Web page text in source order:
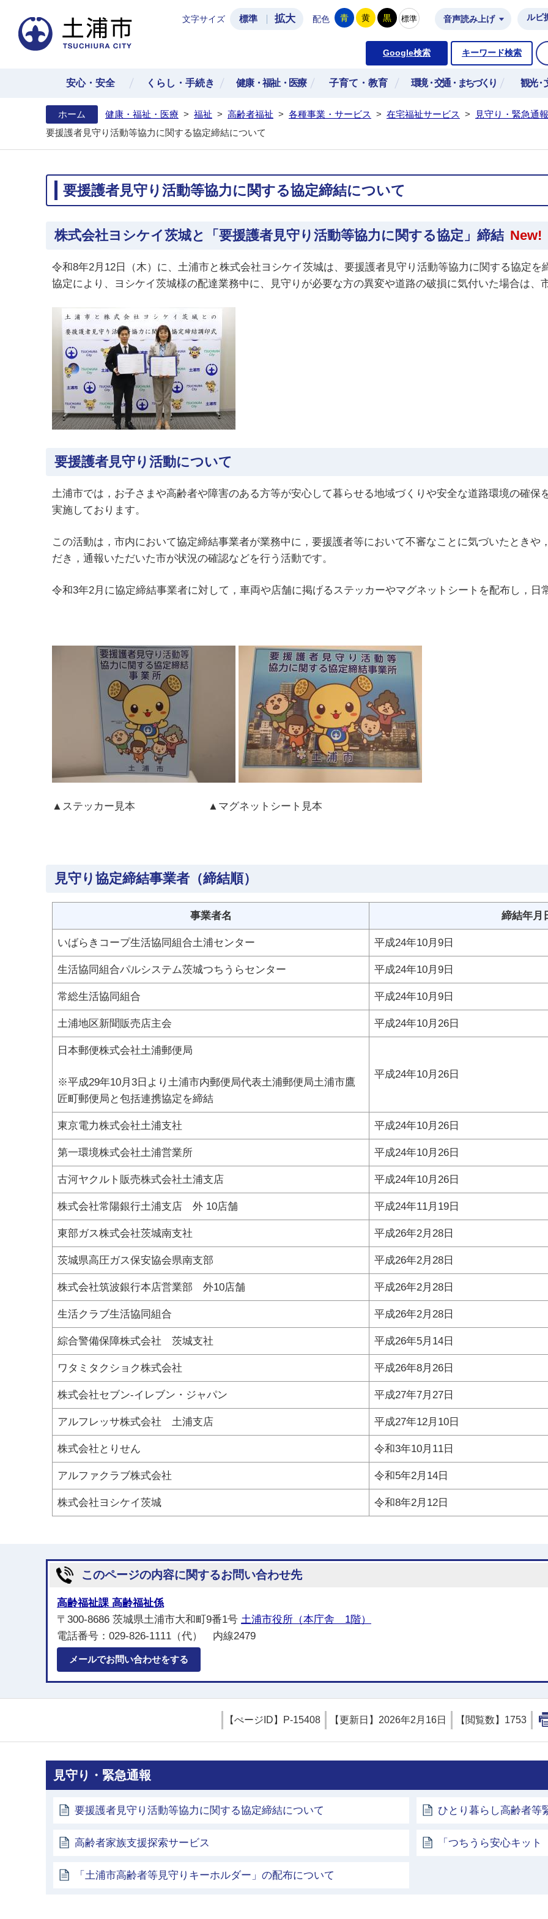
土浦市公式ホームページ
文字サイズ 標準 拡大 配色 青 黄 黒 標準 音声読み上げ ルビ
Google検索 キーワード検索
安心・安全 くらし・手続き 健康・福祉・医療 子育て・教育 環境・交通・まちづくり 観光・
ホーム 健康・福祉・医療 > 福祉 > 高齢者福祉 > 各種事業・サービス > 在宅福祉サービス >
見守り・緊急通報
要援護者見守り活動等協力に関する協定締結について
要援護者見守り活動等協力に関する協定締結について
株式会社ヨシケイ茨城と「要援護者見守り活動等協力に関する協定」締結 New!
令和8年2月12日（木）に、土浦市と株式会社ヨシケイ茨城は、要援護者見守り活動等協力に関する協定を
協定により、ヨシケイ茨城様の配達業務中に、見守りが必要な方の異変や道路の破損に気付いた場合は、
要援護者見守り活動について
土浦市では，お子さまや高齢者や障害のある方等が安心して暮らせる地域づくりや安全な道路環境の確
実施しております。
この活動は，市内において協定締結事業者が業務中に，要援護者等において不審なことに気づいたとき
だき，通報いただいた市が状況の確認などを行う活動です。
令和3年2月に協定締結事業者に対して，車両や店舗に掲げるステッカーやマグネットシートを配布し，
▲ステッカー見本 ▲マグネットシート見本
見守り協定締結事業者（締結順）
事業者名 締結年月
いばらきコープ生活協同組合土浦センター 平成24年10月9日
生活協同組合パルシステム茨城つちうらセンター 平成24年10月9日
常総生活協同組合 平成24年10月9日
土浦地区新聞販売店主会 平成24年10月26日
日本郵便株式会社土浦郵便局
※平成29年10月3日より土浦市内郵便局代表土浦郵便局土浦市鷹
匠町郵便局と包括連携協定を締結
平成24年10月26日
東京電力株式会社土浦支社 平成24年10月26日
第一環境株式会社土浦営業所 平成24年10月26日
古河ヤクルト販売株式会社土浦支店 平成24年10月26日
株式会社常陽銀行土浦支店 外 10店舗 平成24年11月19日
東部ガス株式会社茨城南支社 平成26年2月28日
茨城県高圧ガス保安協会県南支部 平成26年2月28日
株式会社筑波銀行本店営業部 外10店舗 平成26年2月28日
生活クラブ生活協同組合 平成26年2月28日
綜合警備保障株式会社 茨城支社 平成26年5月14日
ワタミタクショク株式会社 平成26年8月26日
株式会社セブン-イレブン・ジャパン 平成27年7月27日
アルフレッサ株式会社 土浦支店 平成27年12月10日
株式会社とりせん 令和3年10月11日
アルファクラブ株式会社 令和5年2月14日
株式会社ヨシケイ茨城 令和8年2月12日
このページの内容に関するお問い合わせ先
高齢福祉課 高齢福祉係
〒300-8686 茨城県土浦市大和町9番1号 土浦市役所（本庁舎 1階）
電話番号：029-826-1111（代） 内線2479
メールでお問い合わせをする
【ぺージID】 P-15408 【更新日】 2026年2月16日 【閲覧数】 1753
見守り・緊急通報
要援護者見守り活動等協力に関する協定締結について ひとり暮らし高齢者等
高齢者家族支援探索サービス 「つちうら安心キッ
「土浦市高齢者等見守りキーホルダー」の配布について